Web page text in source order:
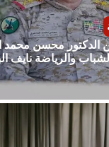
الدكتور محسن محمد
والرياضة نايف